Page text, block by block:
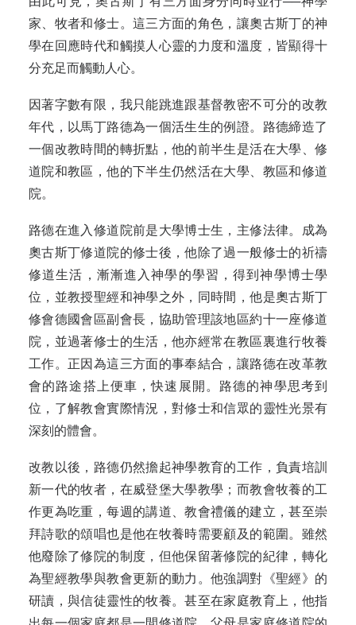
家、牧者和修士。這三方面的角色，讓奧古斯丁的神
學在回應時代和觸摸人心靈的力度和溫度，皆顯得十
分充足而觸動人心。
因著字數有限，我只能跳進跟基督教密不可分的改教
年代，以馬丁路德為一個活生生的例證。路德締造了
一個改教時間的轉折點，他的前半生是活在大學、修
道院和教區，他的下半生仍然活在大學、教區和修道
院。
路德在進入修道院前是大學博士生，主修法律。成為
奧古斯丁修道院的修士後，他除了過一般修士的祈禱
修道生活，漸漸進入神學的學習，得到神學博士學
位，並教授聖經和神學之外，同時間，他是奧古斯丁
修會德國會區副會長，協助管理該地區約十一座修道
院，並過著修士的生活，他亦經常在教區裏進行牧養
工作。正因為這三方面的事奉結合，讓路德在改革教
會的路途搭上便車，快速展開。路德的神學思考到
位，了解教會實際情況，對修士和信眾的靈性光景有
深刻的體會。
改教以後，路德仍然擔起神學教育的工作，負責培訓
新一代的牧者，在威登堡大學教學；而教會牧養的工
作更為吃重，每週的講道、教會禮儀的建立，甚至崇
拜詩歌的頌唱也是他在牧養時需要顧及的範圍。雖然
他廢除了修院的制度，但他保留著修院的紀律，轉化
為聖經教學與教會更新的動力。他強調對《聖經》的
研讀，與信徒靈性的牧養。甚至在家庭教育上，他指